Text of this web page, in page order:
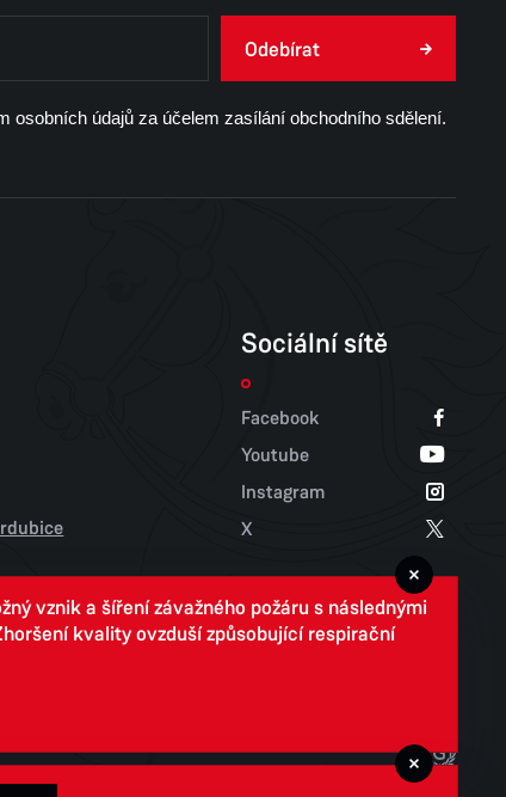
Odebírat
osobních údajů za účelem zasílání obchodního sdělení.
Sociální sítě
Facebook
Youtube
Instagram
X
vznik a šíření závažného požáru s následnými
kvality ovzduší způsobující respirační